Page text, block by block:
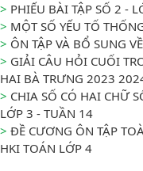
> PHIẾU BÀI TẬP SỐ 2 -
> MỘT SỐ YẾU TỐ
> ÔN TẬP VÀ BỔ SUNG
> GIẢI CÂU HỎI CUỐI
HAI BÀ TRƯNG 2023
> CHIA SỐ CÓ HAI CHỮ
LỚP 3 - TUẦN 14
> ĐỀ CƯƠNG ÔN TẬP
HKI TOÁN LỚP 4